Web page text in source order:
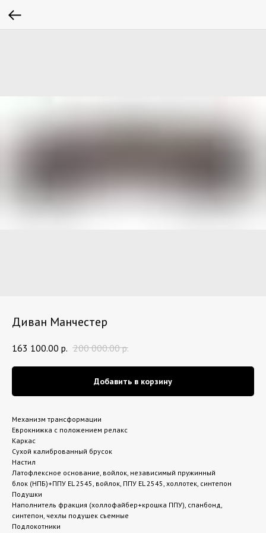
Диван Манчестер
163 100.00 р. 200 000.00 р.
Добавить в корзину
Механизм трансформации
Еврокнижка с положением релакс
Каркас
Сухой калиброванный брусок
Настил
Латофлексное основание, войлок, независимый пружинный
блок (НПБ)+ППУ EL 2545, войлок, ППУ EL 2545, холлотек, синтепон
Подушки
Наполнитель фракция (холлофайбер+крошка ППУ), спанбонд,
синтепон, чехлы подушек съемные
Подлокотники